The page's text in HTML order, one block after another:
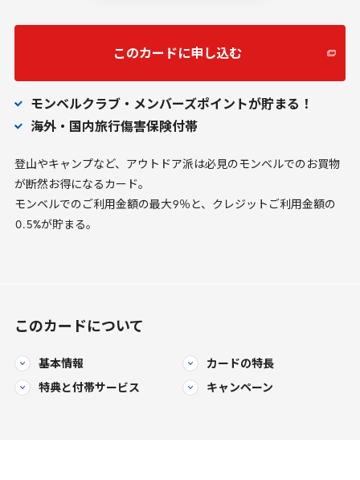
モンベルクラブ・メンバーズポイントが貯まる！
海外・国内旅行傷害保険付帯
登山やキャンプなど、アウトドア派は必見のモンベルでのお買物
が断然お得になるカード。
モンベルでのご利用金額の最大9％と、クレジットご利用金額の
0.5%が貯まる。
このカードに申し込む
このカードについて
基本情報 カードの特長
特典と付帯サービス キャンペーン